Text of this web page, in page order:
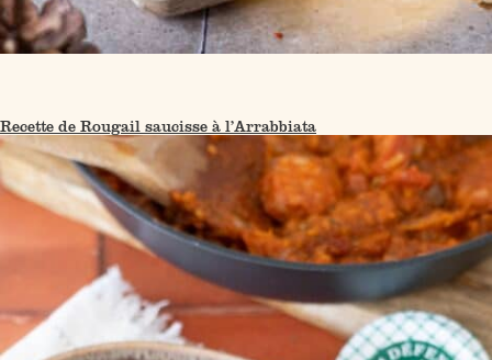
Recette de Rougail saucisse à l’Arrabbiata